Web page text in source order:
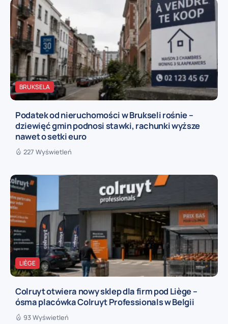
BRUKSELA
Podatek od nieruchomości w Brukseli rośnie –
dziewięć gmin podnosi stawki, rachunki wyższe
nawet o setki euro
227 Wyświetleń
LIÈGE
Colruyt otwiera nowy sklep dla firm pod Liège –
ósma placówka Colruyt Professionals w Belgii
93 Wyświetleń